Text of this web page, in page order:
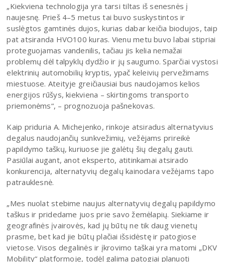
„Kiekviena technologija yra tarsi tiltas iš senesnės į
naujesnę. Prieš 4–5 metus tai buvo suskystintos ir
suslėgtos gamtinės dujos, kurias dabar keičia biodujos, taip
pat atsiranda HVO100 kuras. Vienu metu buvo labai stipriai
proteguojamas vandenilis, tačiau jis kelia nemažai
problemų dėl talpyklų dydžio ir jų saugumo. Sparčiai vystosi
elektrinių automobilių kryptis, ypač keleivių pervežimams
miestuose. Ateityje greičiausiai bus naudojamos kelios
energijos rūšys, kiekviena – skirtingoms transporto
priemonėms“, – prognozuoja pašnekovas.
Kaip priduria A. Michejenko, rinkoje atsiradus alternatyvius
degalus naudojančių sunkvežimių, vežėjams prireikė
papildymo taškų, kuriuose jie galėtų šių degalų gauti.
Pasiūlai augant, anot eksperto, atitinkamai atsirado
konkurencija, alternatyvių degalų kainodara vežėjams tapo
patrauklesnė.
„Mes nuolat stebime naujus alternatyvių degalų papildymo
taškus ir pridedame juos prie savo žemėlapių. Siekiame ir
geografinės įvairovės, kad jų būtų ne tik daug vienetų
prasme, bet kad jie būtų plačiai išsidėstę ir patogiose
vietose. Visos degalinės ir įkrovimo taškai yra matomi „DKV
Mobility“ platformoje, todėl galima patogiai planuoti